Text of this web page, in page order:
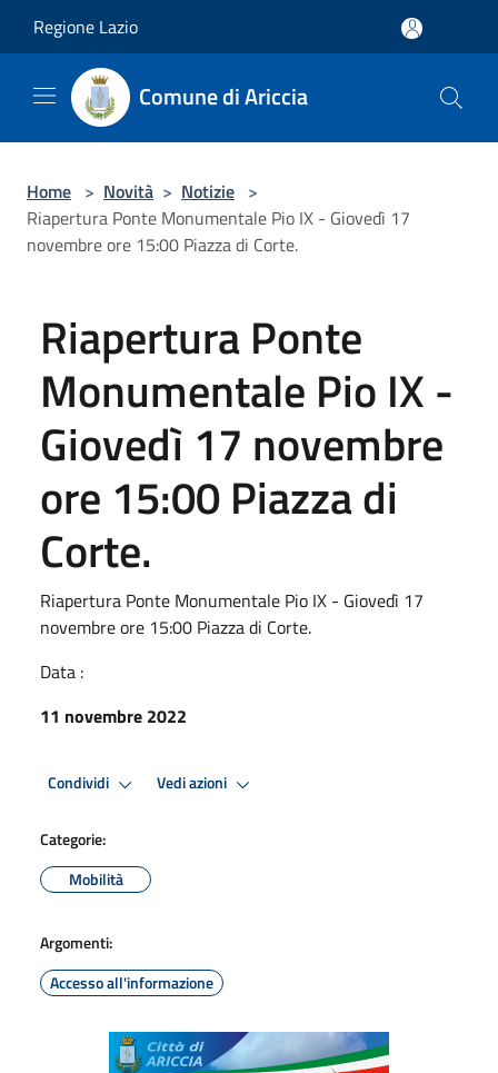
Regione Lazio
Comune di Ariccia
Home > Novità > Notizie >
Riapertura Ponte Monumentale Pio IX - Giovedì 17
novembre ore 15:00 Piazza di Corte.
Riapertura Ponte
Monumentale Pio IX -
Giovedì 17 novembre
ore 15:00 Piazza di
Corte.
Riapertura Ponte Monumentale Pio IX - Giovedì 17
novembre ore 15:00 Piazza di Corte.
Data :
11 novembre 2022
Condividi Vedi azioni
Categorie:
Mobilità
Argomenti:
Accesso all'informazione